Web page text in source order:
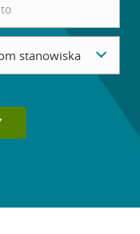
stanowiska